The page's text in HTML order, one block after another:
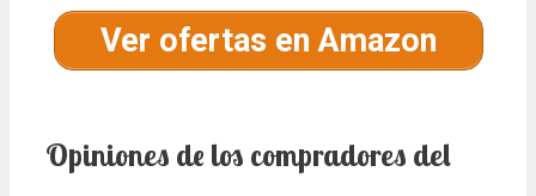
Ver ofertas en Amazon
Opiniones de los compradores del